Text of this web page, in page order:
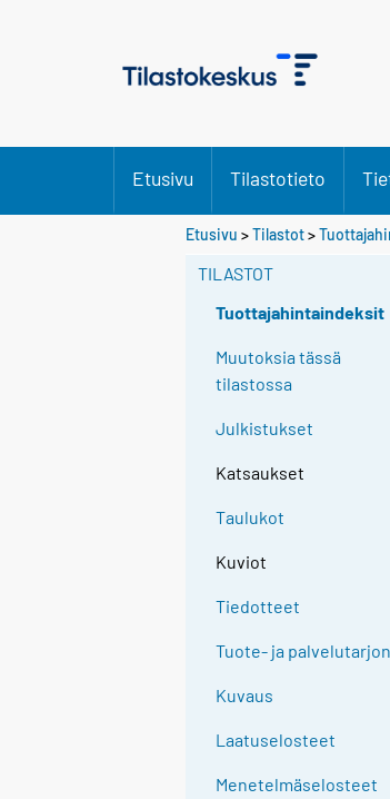
Etusivu Tilastotieto
Etusivu >Tilastot>
TILASTOT
Tuottajahintaindeksit
Muutoksia tässä
tilastossa
Julkistukset
Katsaukset
Taulukot
Kuviot
Tiedotteet
Tuote- ja
Kuvaus
Laatuselosteet
Menetelmäselosteet